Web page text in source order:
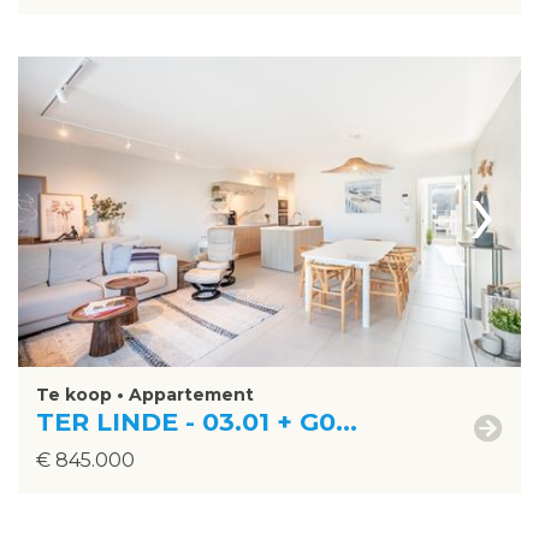
›
Te koop • Appartement
TER LINDE - 03.01 + G0...
€ 845.000